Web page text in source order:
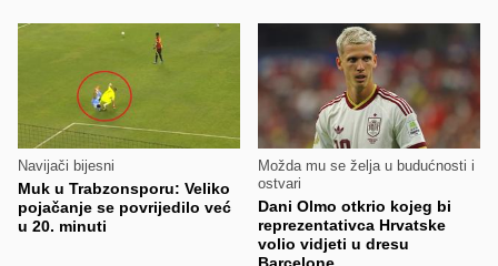
Navijači bijesni
Muk u Trabzonsporu: Veliko
pojačanje se povrijedilo već
u 20. minuti
Možda mu se želja u budućnosti i
ostvari
Dani Olmo otkrio kojeg bi
reprezentativca Hrvatske
volio vidjeti u dresu
Barcelone